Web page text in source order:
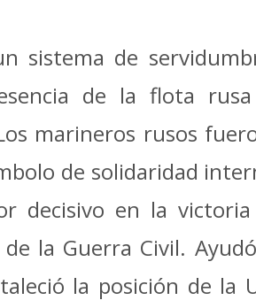
sistema de
de la flota
marineros rusos
de solidaridad
decisivo en la
la Guerra Civil.
la posición de la